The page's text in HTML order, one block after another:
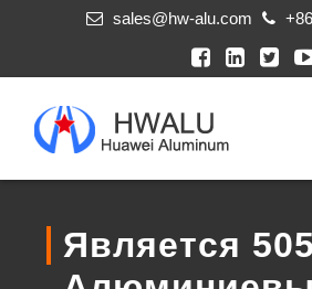
sales@hw-alu.com
Является